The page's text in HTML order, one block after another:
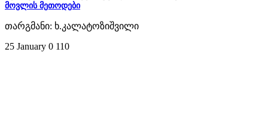
მოვლის მეთოდები
თარგმანი: ხ.კალატოზიშვილი
25 January 0 110